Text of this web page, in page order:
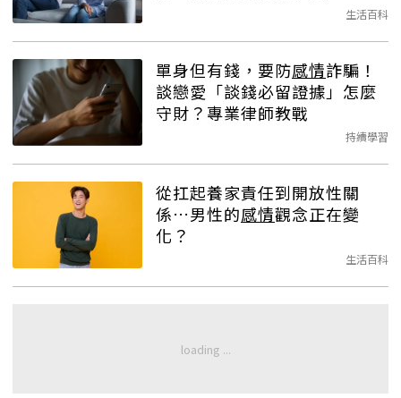
生活百科
單身但有錢，要防感情詐騙！
談戀愛「談錢必留證據」怎麼
守財？專業律師教戰
持續學習
從扛起養家責任到開放性關
係…男性的感情觀念正在變
化？
生活百科